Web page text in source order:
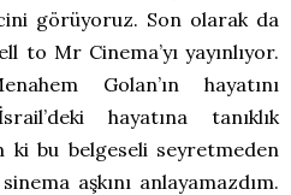
görüyoruz. Son olarak da
to Mr Cinema’yı yayınlıyor.
Golan’ın hayatını
hayatına tanıklık
bu belgeseli seyretmeden
aşkını anlayamazdım.